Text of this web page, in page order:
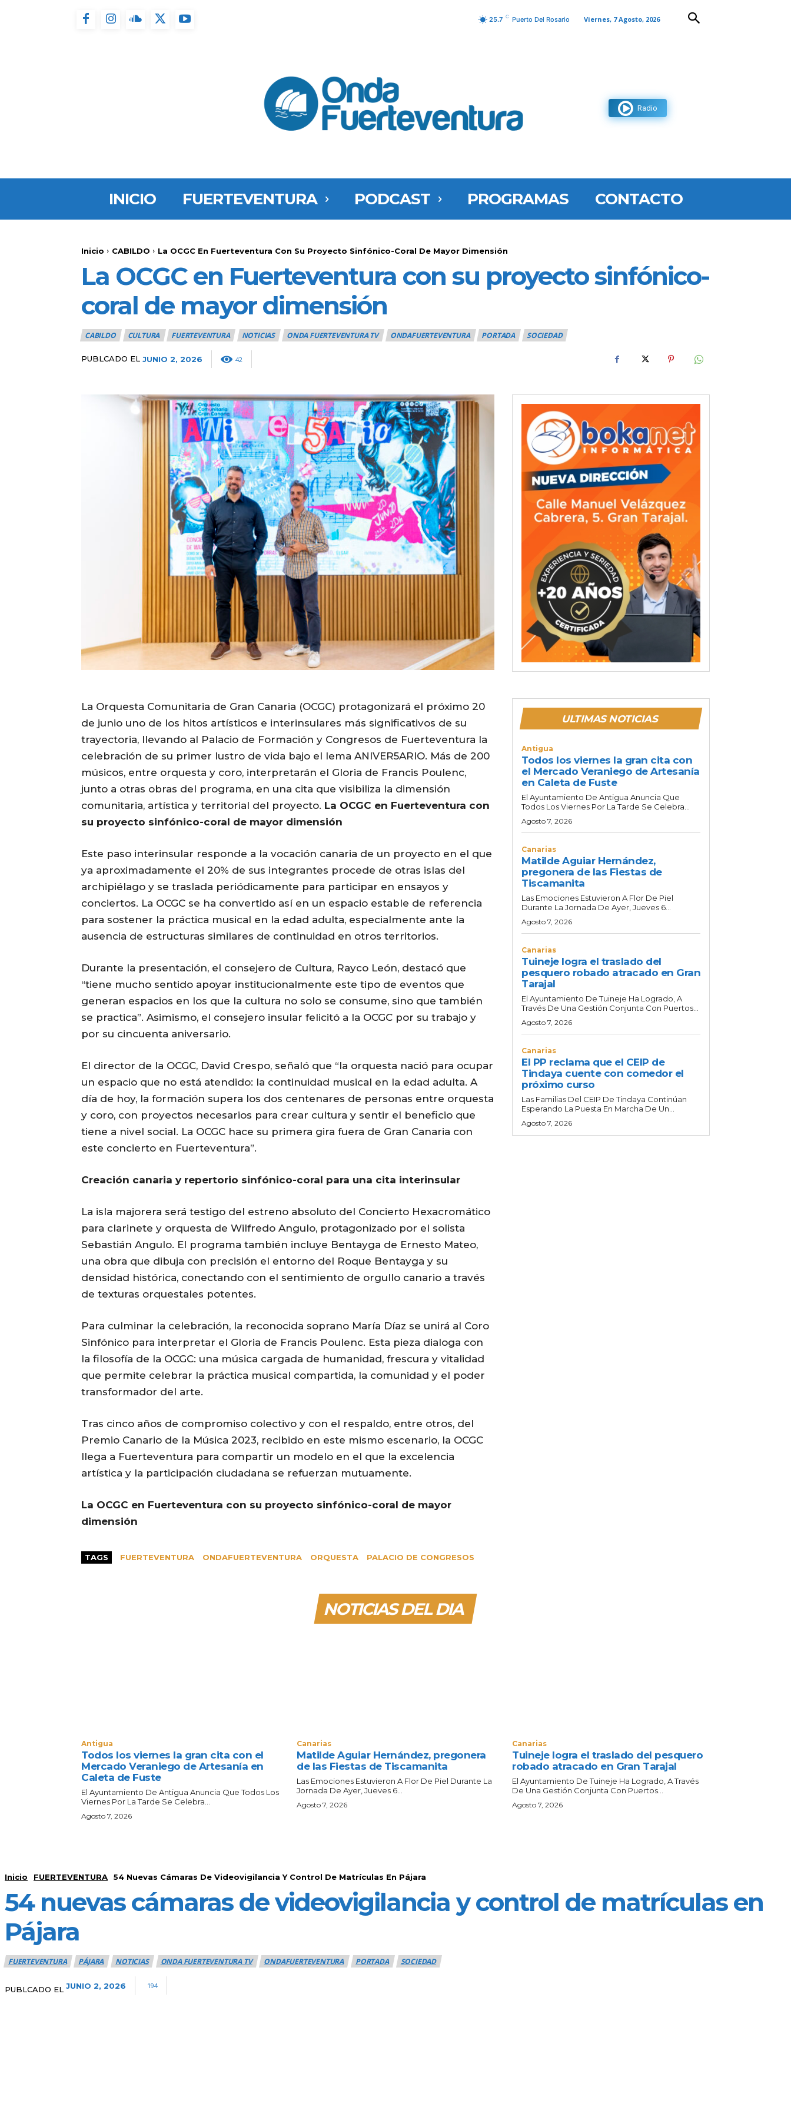
25.7 C Puerto Del Rosario Viernes, 7 Agosto, 2026
Radio
INICIO FUERTEVENTURA PODCAST PROGRAMAS CONTACTO
Inicio CABILDO La OCGC En Fuerteventura Con Su Proyecto Sinfónico-Coral De Mayor Dimensión
La OCGC en Fuerteventura con su proyecto sinfónico-
coral de mayor dimensión
CABILDO CULTURA FUERTEVENTURA NOTICIAS ONDA FUERTEVENTURA TV ONDAFUERTEVENTURA PORTADA SOCIEDAD
PUBLCADO EL JUNIO 2, 2026 42
La Orquesta Comunitaria de Gran Canaria (OCGC) protagonizará el próximo 20
de junio uno de los hitos artísticos e interinsulares más significativos de su
trayectoria, llevando al Palacio de Formación y Congresos de Fuerteventura la
celebración de su primer lustro de vida bajo el lema ANIVER5ARIO. Más de 200
músicos, entre orquesta y coro, interpretarán el Gloria de Francis Poulenc,
junto a otras obras del programa, en una cita que visibiliza la dimensión
comunitaria, artística y territorial del proyecto. La OCGC en Fuerteventura con
su proyecto sinfónico-coral de mayor dimensión
Este paso interinsular responde a la vocación canaria de un proyecto en el que
ya aproximadamente el 20% de sus integrantes procede de otras islas del
archipiélago y se traslada periódicamente para participar en ensayos y
conciertos. La OCGC se ha convertido así en un espacio estable de referencia
para sostener la práctica musical en la edad adulta, especialmente ante la
ausencia de estructuras similares de continuidad en otros territorios.
Durante la presentación, el consejero de Cultura, Rayco León, destacó que
“tiene mucho sentido apoyar institucionalmente este tipo de eventos que
generan espacios en los que la cultura no solo se consume, sino que también
se practica”. Asimismo, el consejero insular felicitó a la OCGC por su trabajo y
por su cincuenta aniversario.
El director de la OCGC, David Crespo, señaló que “la orquesta nació para ocupar
un espacio que no está atendido: la continuidad musical en la edad adulta. A
día de hoy, la formación supera los dos centenares de personas entre orquesta
y coro, con proyectos necesarios para crear cultura y sentir el beneficio que
tiene a nivel social. La OCGC hace su primera gira fuera de Gran Canaria con
este concierto en Fuerteventura”.
Creación canaria y repertorio sinfónico-coral para una cita interinsular
La isla majorera será testigo del estreno absoluto del Concierto Hexacromático
para clarinete y orquesta de Wilfredo Angulo, protagonizado por el solista
Sebastián Angulo. El programa también incluye Bentayga de Ernesto Mateo,
una obra que dibuja con precisión el entorno del Roque Bentayga y su
densidad histórica, conectando con el sentimiento de orgullo canario a través
de texturas orquestales potentes.
Para culminar la celebración, la reconocida soprano María Díaz se unirá al Coro
Sinfónico para interpretar el Gloria de Francis Poulenc. Esta pieza dialoga con
la filosofía de la OCGC: una música cargada de humanidad, frescura y vitalidad
que permite celebrar la práctica musical compartida, la comunidad y el poder
transformador del arte.
Tras cinco años de compromiso colectivo y con el respaldo, entre otros, del
Premio Canario de la Música 2023, recibido en este mismo escenario, la OCGC
llega a Fuerteventura para compartir un modelo en el que la excelencia
artística y la participación ciudadana se refuerzan mutuamente.
La OCGC en Fuerteventura con su proyecto sinfónico-coral de mayor
dimensión
TAGS FUERTEVENTURA ONDAFUERTEVENTURA ORQUESTA PALACIO DE CONGRESOS
ULTIMAS NOTICIAS
Antigua
Todos los viernes la gran cita con
el Mercado Veraniego de Artesanía
en Caleta de Fuste
El Ayuntamiento De Antigua Anuncia Que
Todos Los Viernes Por La Tarde Se Celebra...
Agosto 7, 2026
Canarias
Matilde Aguiar Hernández,
pregonera de las Fiestas de
Tiscamanita
Las Emociones Estuvieron A Flor De Piel
Durante La Jornada De Ayer, Jueves 6...
Agosto 7, 2026
Canarias
Tuineje logra el traslado del
pesquero robado atracado en Gran
Tarajal
El Ayuntamiento De Tuineje Ha Logrado, A
Través De Una Gestión Conjunta Con Puertos...
Agosto 7, 2026
Canarias
El PP reclama que el CEIP de
Tindaya cuente con comedor el
próximo curso
Las Familias Del CEIP De Tindaya Continúan
Esperando La Puesta En Marcha De Un...
Agosto 7, 2026
NOTICIAS DEL DIA
Antigua
Todos los viernes la gran cita con el
Mercado Veraniego de Artesanía en
Caleta de Fuste
El Ayuntamiento De Antigua Anuncia Que Todos Los
Viernes Por La Tarde Se Celebra...
Agosto 7, 2026
Canarias
Matilde Aguiar Hernández, pregonera
de las Fiestas de Tiscamanita
Las Emociones Estuvieron A Flor De Piel Durante La
Jornada De Ayer, Jueves 6...
Agosto 7, 2026
Canarias
Tuineje logra el traslado del pesquero
robado atracado en Gran Tarajal
El Ayuntamiento De Tuineje Ha Logrado, A Través
De Una Gestión Conjunta Con Puertos...
Agosto 7, 2026